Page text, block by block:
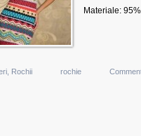
Materiale:
Rochii rochie